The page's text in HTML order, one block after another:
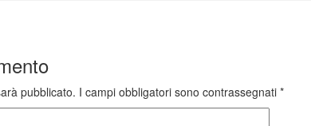
pubblicato. I campi obbligatori sono contrassegnati *